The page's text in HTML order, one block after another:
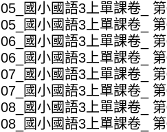
05_國小國語3上單課卷_
05_國小國語3上單課卷_
06_國小國語3上單課卷_
06_國小國語3上單課卷_
07_國小國語3上單課卷_
07_國小國語3上單課卷_
08_國小國語3上單課卷_
08_國小國語3上單課卷_